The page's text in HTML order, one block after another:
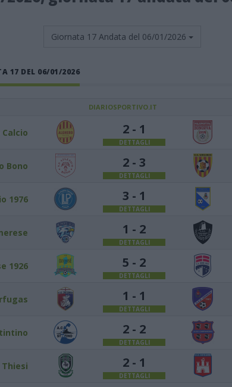
Giornata 17 Andata del 06/01/2026
17 DEL 06/01/2026
DIARIOSPORTIVO.IT
2 - 1
DETTAGLI
Bono 2 - 3
DETTAGLI
1976 3 - 1
DETTAGLI
1 - 2
DETTAGLI
1926 5 - 2
DETTAGLI
1 - 1
DETTAGLI
2 - 2
DETTAGLI
Thiesi 2 - 1
DETTAGLI